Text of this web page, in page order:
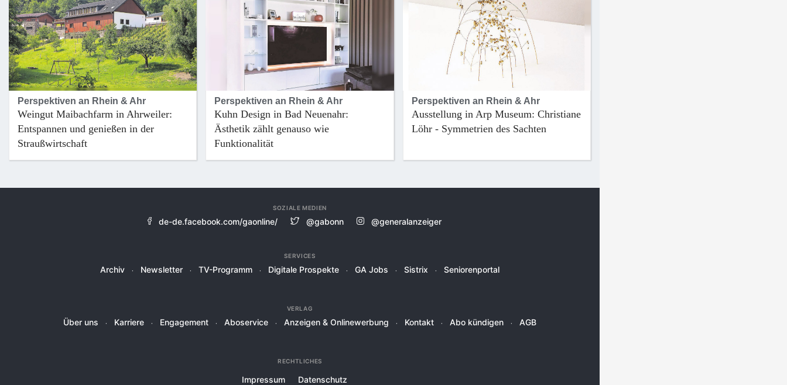
Perspektiven an Rhein & Ahr
Weingut Maibachfarm in Ahrweiler:
Entspannen und genießen in der
Straußwirtschaft
Perspektiven an Rhein & Ahr
Kuhn Design in Bad Neuenahr:
Ästhetik zählt genauso wie
Funktionalität
Perspektiven an Rhein & Ahr
Ausstellung in Arp Museum: Christiane
Löhr - Symmetrien des Sachten
SOZIALE MEDIEN
de-de.facebook.com/gaonline/ @gabonn @generalanzeiger
SERVICES
Archiv Newsletter TV-Programm Digitale Prospekte GA Jobs Sistrix Seniorenportal
VERLAG
Über uns Karriere Engagement Aboservice Anzeigen & Onlinewerbung Kontakt Abo kündigen AGB
RECHTLICHES
Impressum Datenschutz